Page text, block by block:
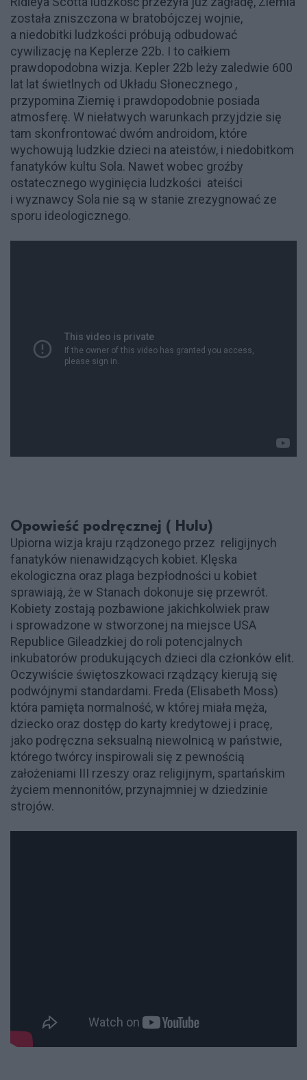
została zniszczona w bratobójczej wojnie,
a niedobitki ludzkości próbują odbudować
cywilizację na Keplerze 22b. I to całkiem
prawdopodobna wizja. Kepler 22b leży zaledwie 600
lat lat świetlnych od Układu Słonecznego ,
przypomina Ziemię i prawdopodobnie posiada
atmosferę. W niełatwych warunkach przyjdzie się
tam skonfrontować dwóm androidom, które
wychowują ludzkie dzieci na ateistów, i niedobitkom
fanatyków kultu Sola. Nawet wobec groźby
ostatecznego wyginięcia ludzkości ateiści
i wyznawcy Sola nie są w stanie zrezygnować ze
sporu ideologicznego.
Opowieść podręcznej ( Hulu)
Upiorna wizja kraju rządzonego przez religijnych
fanatyków nienawidzących kobiet. Klęska
ekologiczna oraz plaga bezpłodności u kobiet
sprawiają, że w Stanach dokonuje się przewrót.
Kobiety zostają pozbawione jakichkolwiek praw
i sprowadzone w stworzonej na miejsce USA
Republice Gileadzkiej do roli potencjalnych
inkubatorów produkujących dzieci dla członków elit.
Oczywiście świętoszkowaci rządzący kierują się
podwójnymi standardami. Freda (Elisabeth Moss)
która pamięta normalność, w której miała męża,
dziecko oraz dostęp do karty kredytowej i pracę,
jako podręczna seksualną niewolnicą w państwie,
którego twórcy inspirowali się z pewnością
założeniami III rzeszy oraz religijnym, spartańskim
życiem mennonitów, przynajmniej w dziedzinie
strojów.